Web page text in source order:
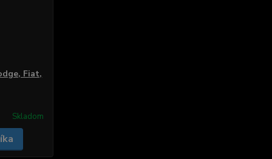
Fiat,
Skladom